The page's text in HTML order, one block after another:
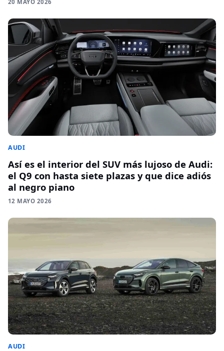
20 MAYO 2026
AUDI
Así es el interior del SUV más lujoso de Audi:
el Q9 con hasta siete plazas y que dice adiós
al negro piano
12 MAYO 2026
AUDI